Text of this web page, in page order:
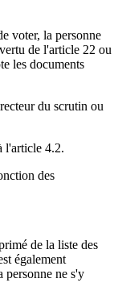
voter, la personne
de l'article 22 ou
les documents
du scrutin ou
l'article 4.2.
des
de la liste des
également
personne ne s'y